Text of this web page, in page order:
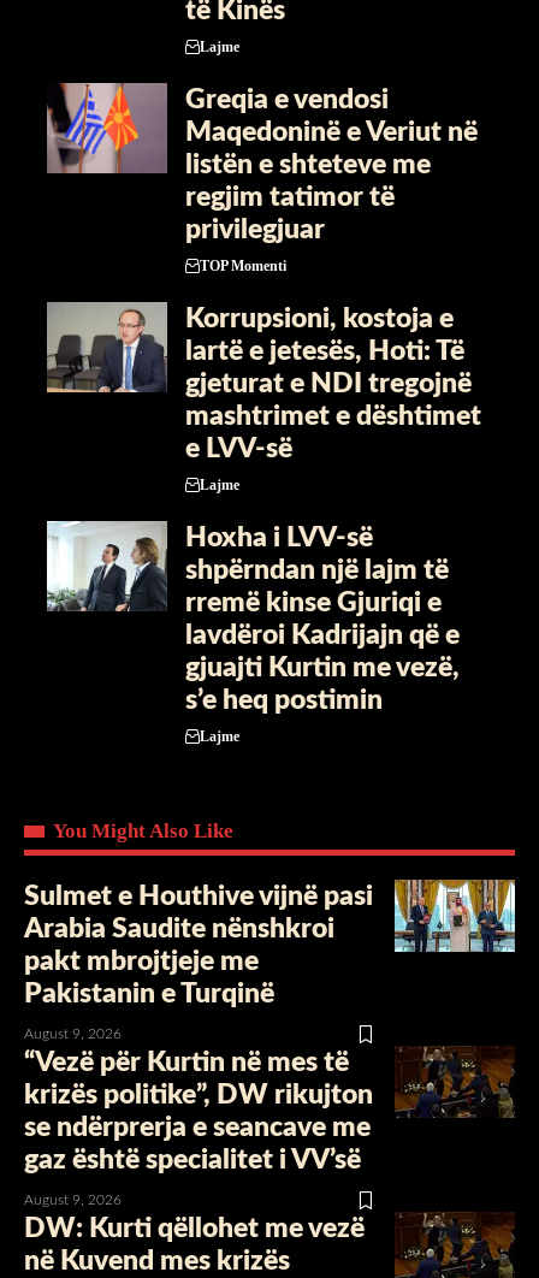
të Kinës
Lajme
Greqia e vendosi
Maqedoninë e Veriut në
listën e shteteve me
regjim tatimor të
privilegjuar
TOP Momenti
Korrupsioni, kostoja e
lartë e jetesës, Hoti: Të
gjeturat e NDI tregojnë
mashtrimet e dështimet
e LVV-së
Lajme
Hoxha i LVV-së
shpërndan një lajm të
rremë kinse Gjuriqi e
lavdëroi Kadrijajn që e
gjuajti Kurtin me vezë,
s’e heq postimin
Lajme
You Might Also Like
Sulmet e Houthive vijnë pasi
Arabia Saudite nënshkroi
pakt mbrojtjeje me
Pakistanin e Turqinë
August 9, 2026
“Vezë për Kurtin në mes të
krizës politike”, DW rikujton
se ndërprerja e seancave me
gaz është specialitet i VV’së
August 9, 2026
DW: Kurti qëllohet me vezë
në Kuvend mes krizës